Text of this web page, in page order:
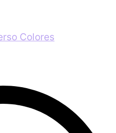
Colores